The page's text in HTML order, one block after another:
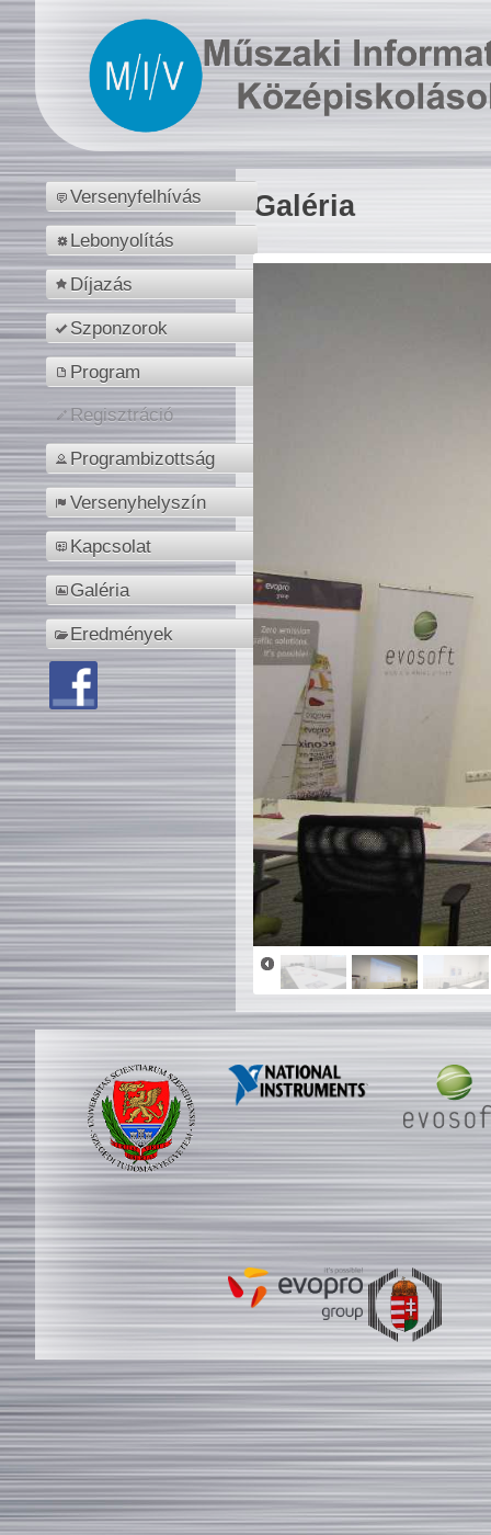
Versenyfelhívás
Lebonyolítás
Díjazás
Szponzorok
Program
Regisztráció
Programbizottság
Versenyhelyszín
Kapcsolat
Galéria
Eredmények
Galéria